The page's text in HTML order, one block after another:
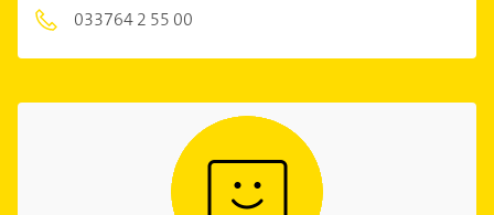
033764 2 55 00